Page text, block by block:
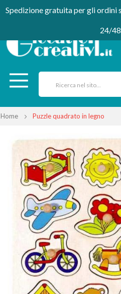
Spedizione gratuita per gli ordini
24/
Home Puzzle quadrato in legno
della
galleria
immagini